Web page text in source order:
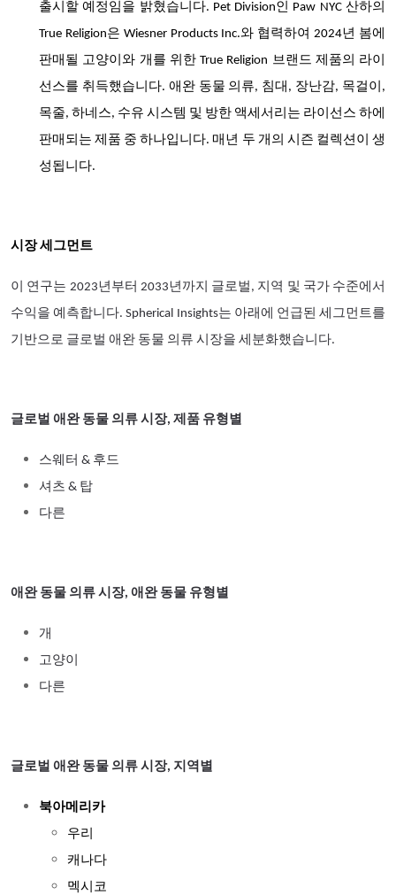
출시할 예정임을 밝혔습니다. Pet Division인 Paw NYC 산하의
True Religion은 Wiesner Products Inc.와 협력하여 2024년 봄에
판매될 고양이와 개를 위한 True Religion 브랜드 제품의 라이
선스를 취득했습니다. 애완 동물 의류, 침대, 장난감, 목걸이,
목줄, 하네스, 수유 시스템 및 방한 액세서리는 라이선스 하에
판매되는 제품 중 하나입니다. 매년 두 개의 시즌 컬렉션이 생
성됩니다.
시장 세그먼트
이 연구는 2023년부터 2033년까지 글로벌, 지역 및 국가 수준에서
수익을 예측합니다. Spherical Insights는 아래에 언급된 세그먼트를
기반으로 글로벌 애완 동물 의류 시장을 세분화했습니다.
글로벌 애완 동물 의류 시장, 제품 유형별
스웨터 & 후드
셔츠 & 탑
다른
애완 동물 의류 시장, 애완 동물 유형별
개
고양이
다른
글로벌 애완 동물 의류 시장, 지역별
북아메리카
우리
캐나다
멕시코